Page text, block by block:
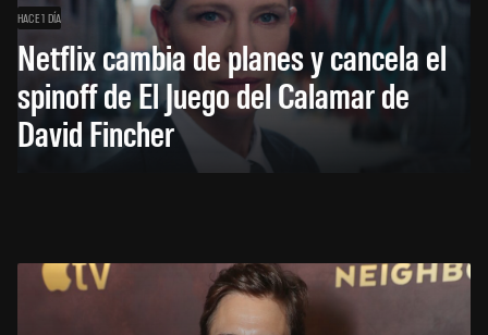
HACE 1 DÍA
Netflix cambia de planes y cancela el
spinoff de El Juego del Calamar de
David Fincher